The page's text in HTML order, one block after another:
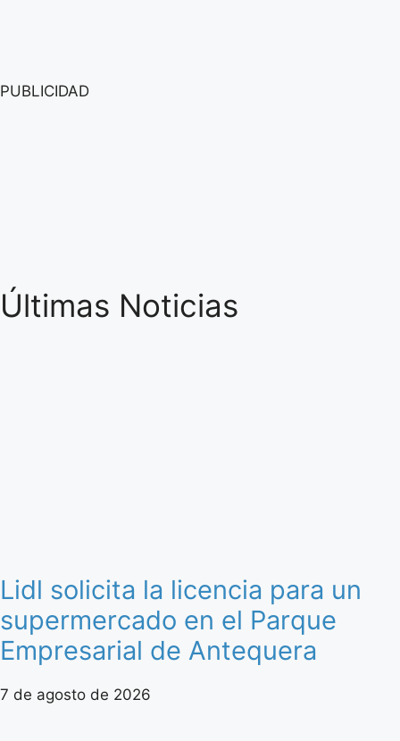
PUBLICIDAD
Últimas Noticias
Lidl solicita la licencia para un
supermercado en el Parque
Empresarial de Antequera
7 de agosto de 2026